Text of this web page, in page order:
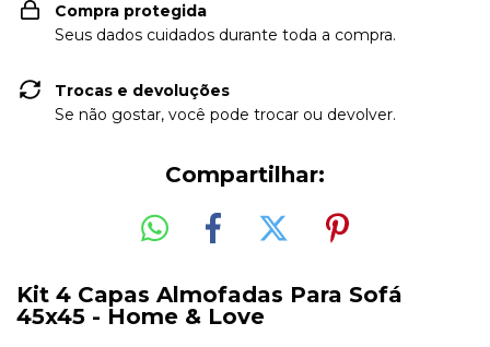
Compra protegida
Seus dados cuidados durante toda a compra.
Trocas e devoluções
Se não gostar, você pode trocar ou devolver.
Compartilhar:
Kit 4 Capas Almofadas Para Sofá
45x45 - Home & Love